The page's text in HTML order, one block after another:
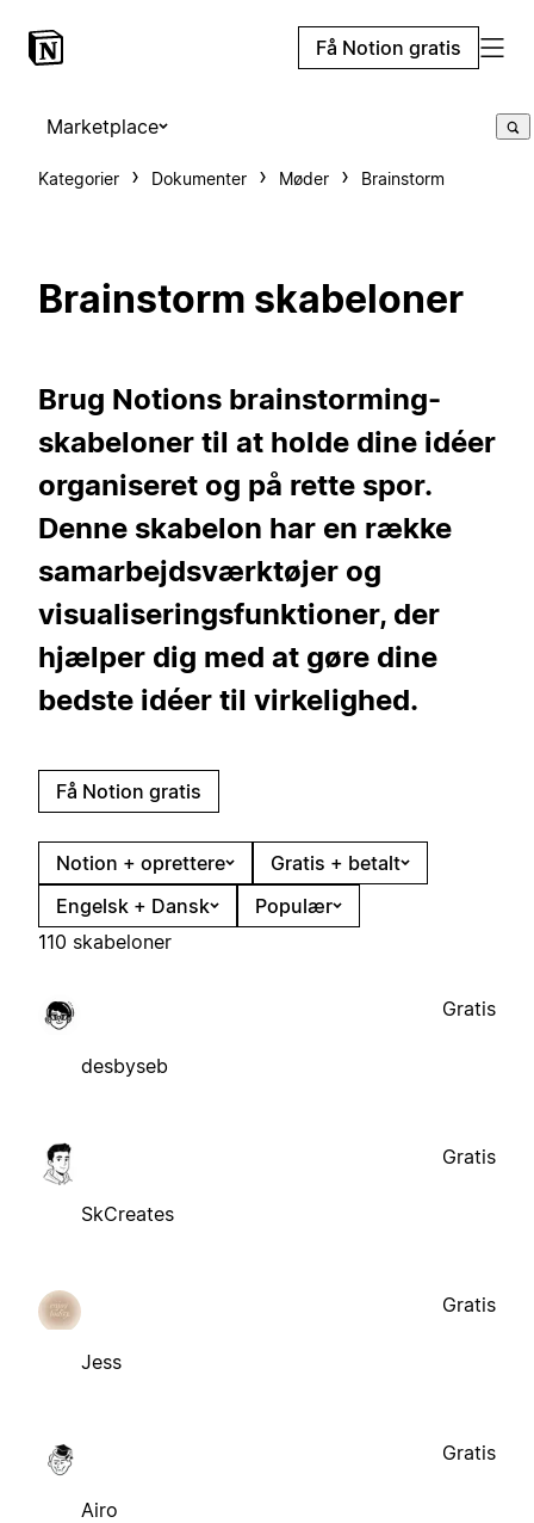
Få Notion gratis
Marketplace
Kategorier Dokumenter Møder Brainstorm
Brainstorm skabeloner
Brug Notions brainstorming-
skabeloner til at holde dine idéer
organiseret og på rette spor.
Denne skabelon har en række
samarbejdsværktøjer og
visualiseringsfunktioner, der
hjælper dig med at gøre dine
bedste idéer til virkelighed.
Få Notion gratis
Notion + oprettere
Gratis + betalt
Engelsk + Dansk
Populær
110 skabeloner
desbyseb
Gratis
SkCreates
Gratis
Jess
Gratis
Airo
Gratis